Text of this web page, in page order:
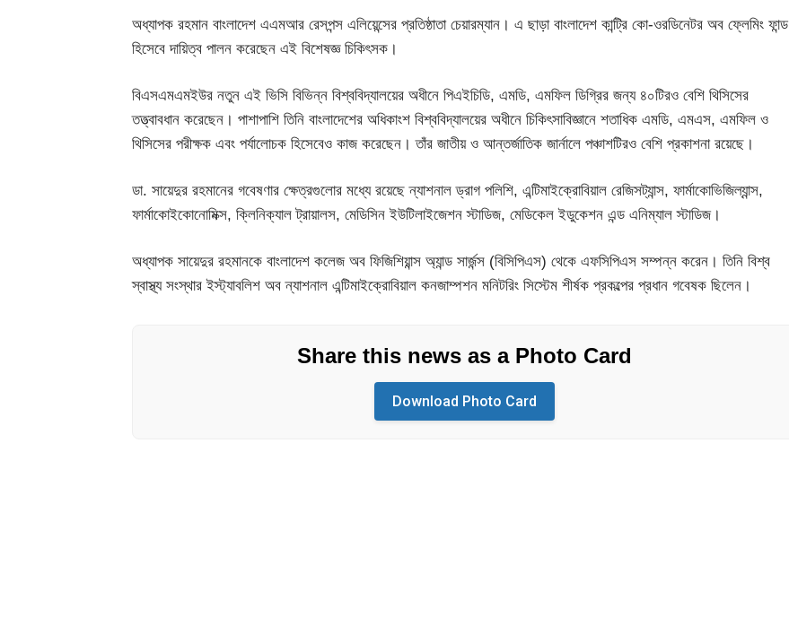
অধ্যাপক রহমান বাংলাদেশ এএমআর রেসপন্স এলিয়েন্সের প্রতিষ্ঠাতা চেয়ারম্যান। এ ছাড়া বাংলাদেশ কান্ট্রি কো-ওরডিনেটর অব ফ্লেমিং ফান্ড
হিসেবে দায়িত্ব পালন করেছেন এই বিশেষজ্ঞ চিকিৎসক।
বিএসএমএমইউর নতুন এই ভিসি বিভিন্ন বিশ্ববিদ্যালয়ের অধীনে পিএইচিডি, এমডি, এমফিল ডিগ্রির জন্য ৪০টিরও বেশি থিসিসের
তত্ত্বাবধান করেছেন। পাশাপাশি তিনি বাংলাদেশের অধিকাংশ বিশ্ববিদ্যালয়ের অধীনে চিকিৎসাবিজ্ঞানে শতাধিক এমডি, এমএস, এমফিল ও
থিসিসের পরীক্ষক এবং পর্যালোচক হিসেবেও কাজ করেছেন। তাঁর জাতীয় ও আন্তর্জাতিক জার্নালে পঞ্চাশটিরও বেশি প্রকাশনা রয়েছে।
ডা. সায়েদুর রহমানের গবেষণার ক্ষেত্রগুলোর মধ্যে রয়েছে ন্যাশনাল ড্রাগ পলিশি, এন্টিমাইক্রোবিয়াল রেজিসট্যান্স, ফার্মাকোভিজিল্যান্স,
ফার্মাকোইকোনোমিক্স, ক্লিনিক্যাল ট্রায়ালস, মেডিসিন ইউটিলাইজেশন স্টাডিজ, মেডিকেল ইডুকেশন এন্ড এনিম্যাল স্টাডিজ।
অধ্যাপক সায়েদুর রহমানকে বাংলাদেশ কলেজ অব ফিজিশিয়ান্স অ্যান্ড সার্জন্স (বিসিপিএস) থেকে এফসিপিএস সম্পন্ন করেন। তিনি বিশ্ব
স্বাস্থ্য সংস্থার ইস্ট্যাবলিশ অব ন্যাশনাল এন্টিমাইক্রোবিয়াল কনজাম্পশন মনিটরিং সিস্টেম শীর্ষক প্রকল্পের প্রধান গবেষক ছিলেন।
Share this news as a Photo Card
Download Photo Card